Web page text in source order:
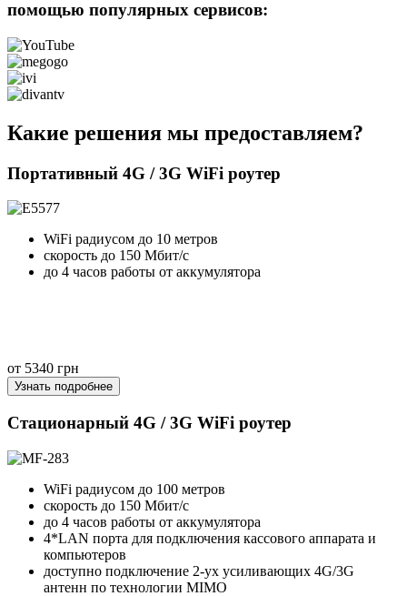
помощью популярных сервисов:
Какие решения мы предоставляем?
Портативный 4G / 3G WiFi роутер
WiFi радиусом до 10 метров
скорость до 150 Мбит/c
до 4 часов работы от аккумулятора
от 5340 грн
Узнать подробнее
Стационарный 4G / 3G WiFi роутер
WiFi радиусом до 100 метров
скорость до 150 Мбит/c
до 4 часов работы от аккумулятора
4*LAN порта для подключения кассового аппарата и
компьютеров
доступно подключение 2-ух усиливающих 4G/3G
антенн по технологии MIMO